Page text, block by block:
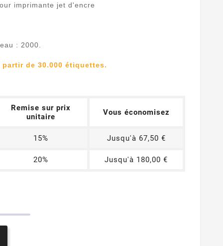
imprimante jet d'encre
: 2000.
de 30.000 étiquettes.
Remise sur prix
unitaire
Vous économisez
15% Jusqu'à 67,50 €
20% Jusqu'à 180,00 €